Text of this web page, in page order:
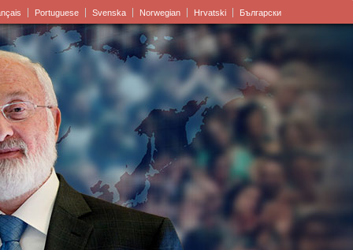
Portuguese Svenska Norwegian Hrvatski Български